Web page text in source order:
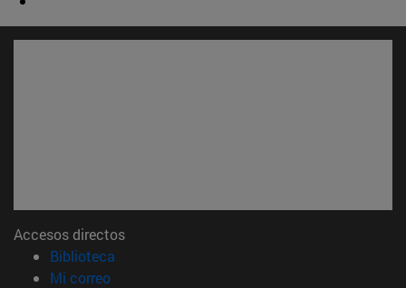
Accesos directos
Biblioteca
Mi correo(abre en nueva ventana)